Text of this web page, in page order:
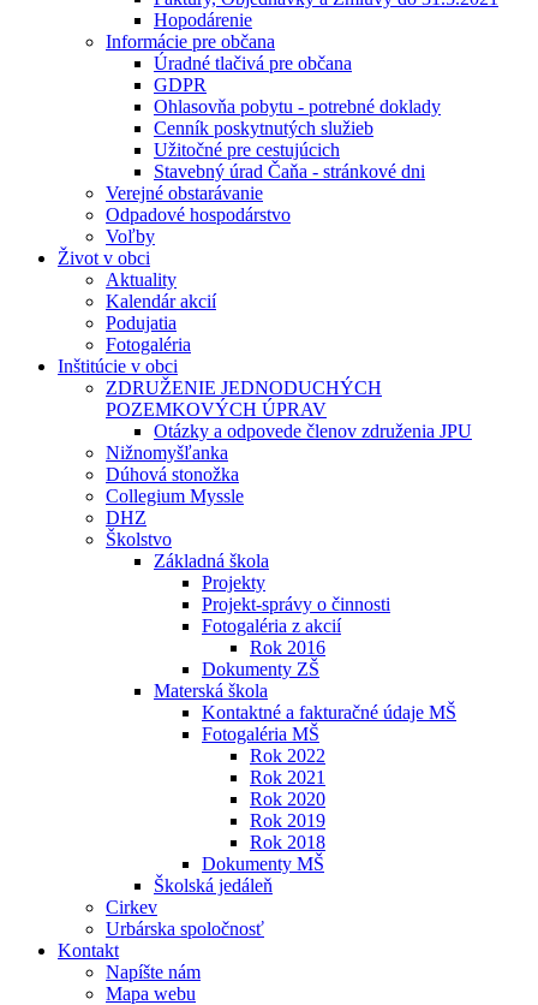
Hopodárenie
Informácie pre občana
Úradné tlačivá pre občana
GDPR
Ohlasovňa pobytu - potrebné doklady
Cenník poskytnutých služieb
Užitočné pre cestujúcich
Stavebný úrad Čaňa - stránkové dni
Verejné obstarávanie
Odpadové hospodárstvo
Voľby
Život v obci
Aktuality
Kalendár akcií
Podujatia
Fotogaléria
Inštitúcie v obci
ZDRUŽENIE JEDNODUCHÝCH
POZEMKOVÝCH ÚPRAV
Otázky a odpovede členov združenia JPU
Nižnomyšľanka
Dúhová stonožka
Collegium Myssle
DHZ
Školstvo
Základná škola
Projekty
Projekt-správy o činnosti
Fotogaléria z akcií
Rok 2016
Dokumenty ZŠ
Materská škola
Kontaktné a fakturačné údaje MŠ
Fotogaléria MŠ
Rok 2022
Rok 2021
Rok 2020
Rok 2019
Rok 2018
Dokumenty MŠ
Školská jedáleň
Cirkev
Urbárska spoločnosť
Kontakt
Napíšte nám
Mapa webu